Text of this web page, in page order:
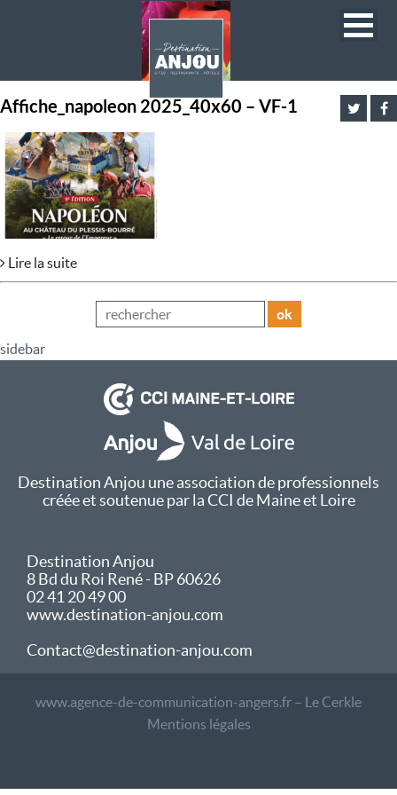
Affiche_napoleon 2025_40x60 – VF-1
Lire la suite
ok
sidebar
Destination Anjou une association de professionnels
créée et soutenue par la CCI de Maine et Loire
Destination Anjou
8 Bd du Roi René - BP 60626
02 41 20 49 00
www.destination-anjou.com
Contact@destination-anjou.com
www.agence-de-communication-angers.fr – Le Cerkle
Mentions légales